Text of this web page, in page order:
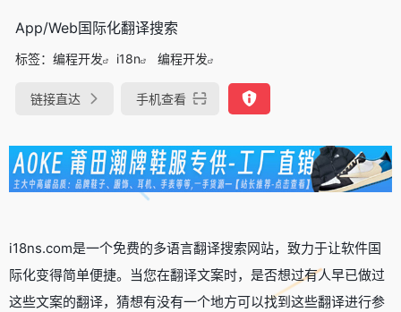
App/Web国际化翻译搜索
标签： 编程开发 i18n 编程开发
链接直达 手机查看
i18ns.com是一个免费的多语言翻译搜索网站，致力于让软件国
际化变得简单便捷。当您在翻译文案时，是否想过有人早已做过
这些文案的翻译，猜想有没有一个地方可以找到这些翻译进行参